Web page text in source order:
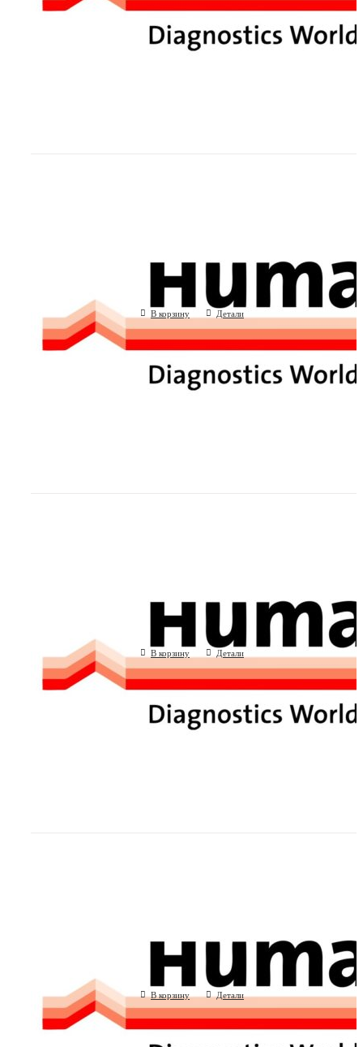
(Human GmbH, Германия)
В корзину Детали
(Human GmbH, Германия)
В корзину Детали
(Human GmbH, Германия)
В корзину Детали